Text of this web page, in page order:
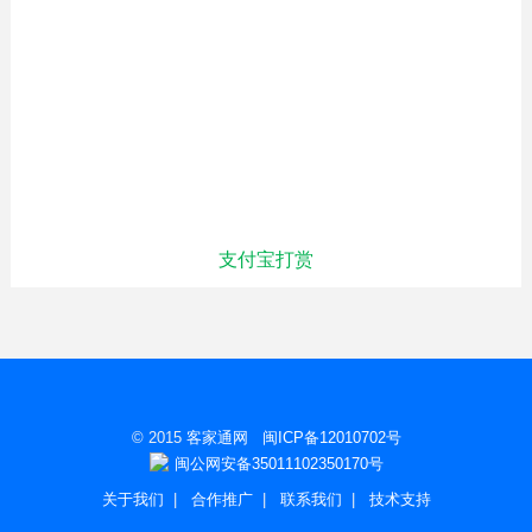
支付宝打赏
© 2015 客家通网
闽ICP备12010702号
闽公网安备35011102350170号
关于我们
合作推广| 联系我们 技术支持